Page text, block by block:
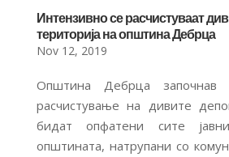
Интензивно се расчистуваат
територија на општина Дебрца
Nov 12, 2019
Општина Дебрца започнав
расчистување на дивите
бидат опфатени сите
општината, натрупани со